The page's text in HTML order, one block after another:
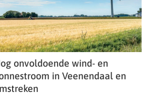
onvoldoende wind- en
in Veenendaal en